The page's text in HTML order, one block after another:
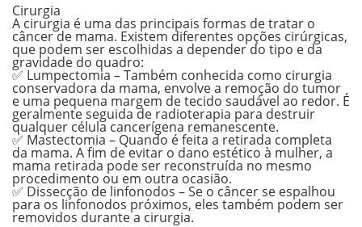
Cirurgia
A cirurgia é uma das principais formas de tratar o
câncer de mama. Existem diferentes opções cirúrgicas,
que podem ser escolhidas a depender do tipo e da
gravidade do quadro:
✅ Lumpectomia –Também conhecida como cirurgia
conservadora da mama, envolve a remoção do tumor
e uma pequena margem de tecido saudável ao redor. É
geralmente seguida de radioterapia para destruir
qualquer célula cancerígena remanescente.
✅ Mastectomia – Quando é feita a retirada completa
da mama. A fim de evitar o dano estético à mulher, a
mama retirada pode ser reconstruída no mesmo
procedimento ou em outra ocasião.
✅ Dissecção de linfonodos –Se o câncer se espalhou
para os linfonodos próximos, eles também podem ser
removidos durante a cirurgia.